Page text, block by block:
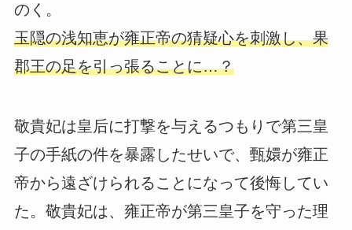
のく。
玉隠の浅知恵が雍正帝の猜疑心を刺激し、果
郡王の足を引っ張ることに…？
敬貴妃は皇后に打撃を与えるつもりで第三皇
子の手紙の件を暴露したせいで、甄嬛が雍正
帝から遠ざけられることになって後悔してい
た。敬貴妃は、雍正帝が第三皇子を守った理